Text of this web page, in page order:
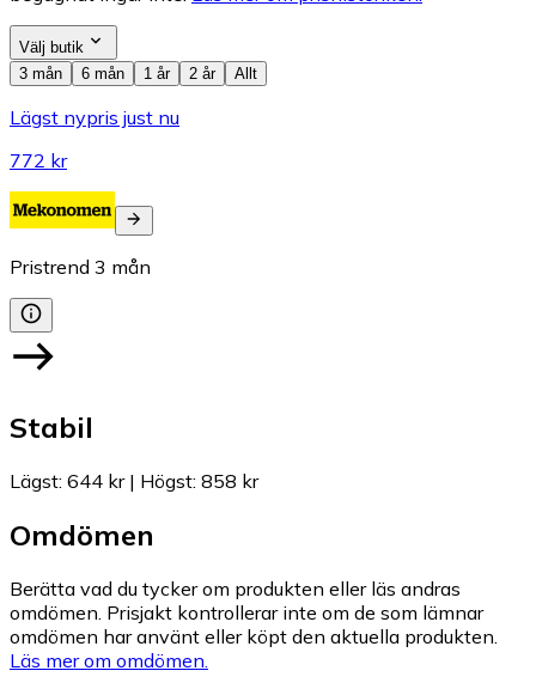
Välj butik
3 mån
6 mån 1 år 2 år Allt
Lägst nypris just nu
772 kr
Pristrend 3 mån
Stabil
Lägst: 644 kr| Högst: 858 kr
Omdömen
Berätta vad du tycker om produkten eller läs andras
omdömen. Prisjakt kontrollerar inte om de som lämnar
omdömen har använt eller köpt den aktuella produkten.
Läs mer om omdömen.